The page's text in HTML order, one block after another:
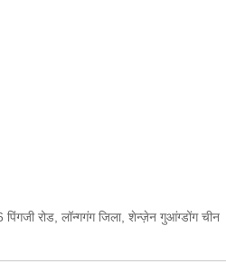
रोड, लॉन्गगंग जिला, शेन्ज़ेन गुआंग्डोंग चीन